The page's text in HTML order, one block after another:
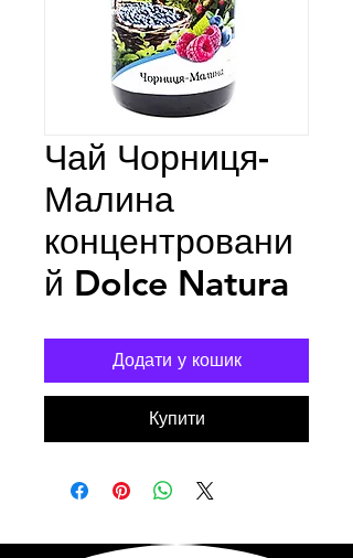
Чай Чорниця-
Малина
концентровани
й Dolce Natura
Додати у кошик
Купити